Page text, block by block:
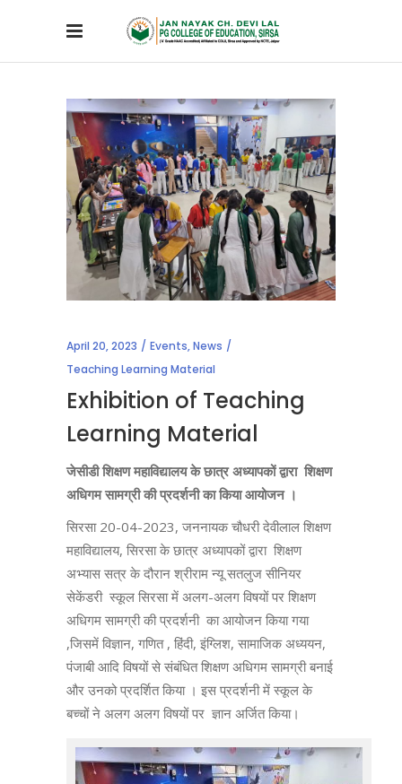
April 20, 2023 Events,News
Teaching Learning Material
Exhibition of Teaching
Learning Material
जेसीडी शिक्षण महाविद्यालय के छात्र अध्यापकों द्वारा शिक्षण
अधिगम सामग्री की प्रदर्शनी का किया आयोजन ।
सिरसा 20-04-2023, जननायक चौधरी देवीलाल शिक्षण
महाविद्यालय, सिरसा के छात्र अध्यापकों द्वारा शिक्षण
अभ्यास सत्र के दौरान श्रीराम न्यू सतलुज सीनियर
सेकेंडरी स्कूल सिरसा में अलग-अलग विषयों पर शिक्षण
अधिगम सामग्री की प्रदर्शनी का आयोजन किया गया
,जिसमें विज्ञान, गणित , हिंदी, इंग्लिश, सामाजिक अध्ययन,
पंजाबी आदि विषयों से संबंधित शिक्षण अधिगम सामग्री बनाई
और उनको प्रदर्शित किया । इस प्रदर्शनी में स्कूल के
बच्चों ने अलग अलग विषयों पर ज्ञान अर्जित किया।